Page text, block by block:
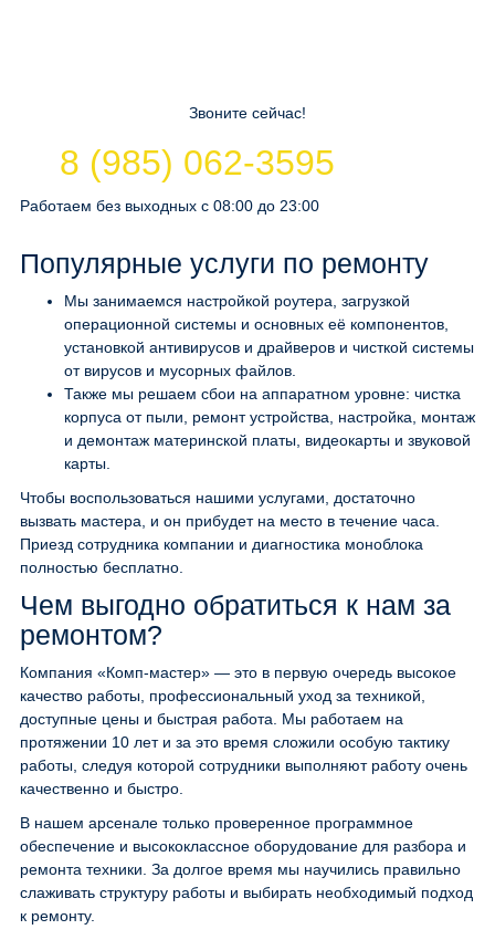
Звоните сейчас!
8 (985) 062-3595
Работаем без выходных с 08:00 до 23:00
Популярные услуги по ремонту
Мы занимаемся настройкой роутера, загрузкой
операционной системы и основных её компонентов,
установкой антивирусов и драйверов и чисткой системы
от вирусов и мусорных файлов.
Также мы решаем сбои на аппаратном уровне: чистка
корпуса от пыли, ремонт устройства, настройка, монтаж
и демонтаж материнской платы, видеокарты и звуковой
карты.
Чтобы воспользоваться нашими услугами, достаточно
вызвать мастера, и он прибудет на место в течение часа.
Приезд сотрудника компании и диагностика моноблока
полностью бесплатно.
Чем выгодно обратиться к нам за
ремонтом?
Компания «Комп-мастер» — это в первую очередь высокое
качество работы, профессиональный уход за техникой,
доступные цены и быстрая работа. Мы работаем на
протяжении 10 лет и за это время сложили особую тактику
работы, следуя которой сотрудники выполняют работу очень
качественно и быстро.
В нашем арсенале только проверенное программное
обеспечение и высококлассное оборудование для разбора и
ремонта техники. За долгое время мы научились правильно
слаживать структуру работы и выбирать необходимый подход
к ремонту.